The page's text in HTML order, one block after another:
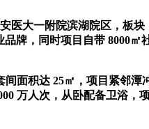
一附院滨湖院区，板块
牌，同时项目自带 8000
积达 25㎡，项目紧邻潭
万人次，从卧配备卫浴，